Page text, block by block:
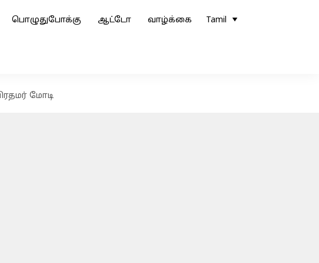
பொழுதுபோக்கு ஆட்டோ வாழ்க்கை Tamil
மோடி